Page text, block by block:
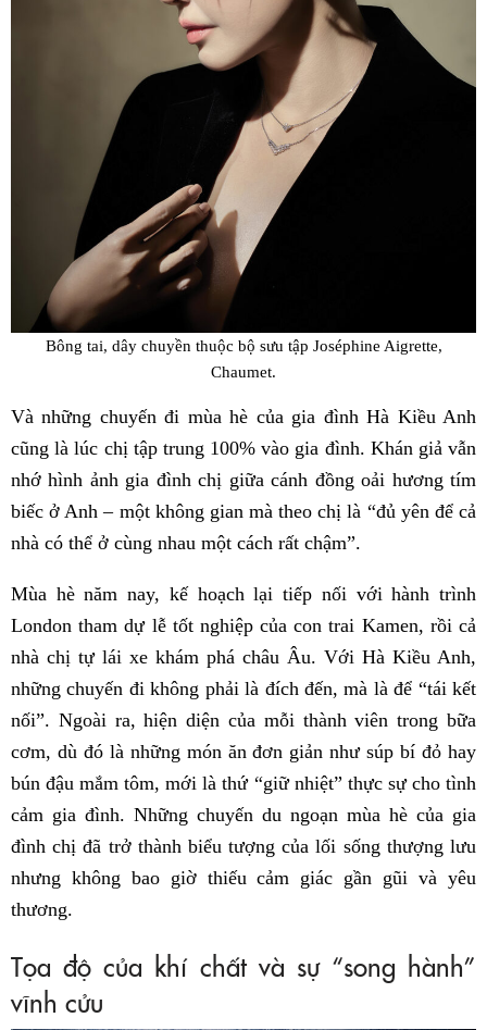
Bông tai, dây chuyền thuộc bộ sưu tập Joséphine Aigrette,
Chaumet.
Và những chuyến đi mùa hè của gia đình Hà Kiều Anh
cũng là lúc chị tập trung 100% vào gia đình. Khán giả vẫn
nhớ hình ảnh gia đình chị giữa cánh đồng oải hương tím
biếc ở Anh – một không gian mà theo chị là “đủ yên để cả
nhà có thể ở cùng nhau một cách rất chậm”.
Mùa hè năm nay, kế hoạch lại tiếp nối với hành trình
London tham dự lễ tốt nghiệp của con trai Kamen, rồi cả
nhà chị tự lái xe khám phá châu Âu. Với Hà Kiều Anh,
những chuyến đi không phải là đích đến, mà là để “tái kết
nối”. Ngoài ra, hiện diện của mỗi thành viên trong bữa
cơm, dù đó là những món ăn đơn giản như súp bí đỏ hay
bún đậu mắm tôm, mới là thứ “giữ nhiệt” thực sự cho tình
cảm gia đình. Những chuyến du ngoạn mùa hè của gia
đình chị đã trở thành biểu tượng của lối sống thượng lưu
nhưng không bao giờ thiếu cảm giác gần gũi và yêu
thương.
Tọa độ của khí chất và sự “song hành”
vĩnh cửu